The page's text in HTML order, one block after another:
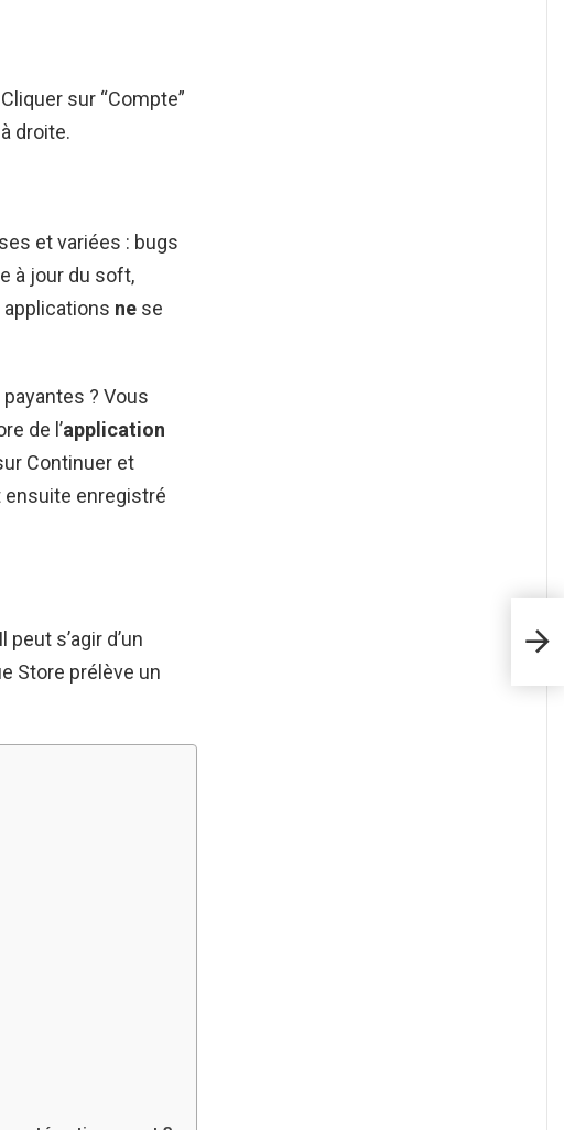
sur “Compte”
droite.
et variées : bugs
à jour du soft,
ne se
? Vous
de l’application
Continuer et
ensuite enregistré
peut s’agir d’un
Store prélève un
Où